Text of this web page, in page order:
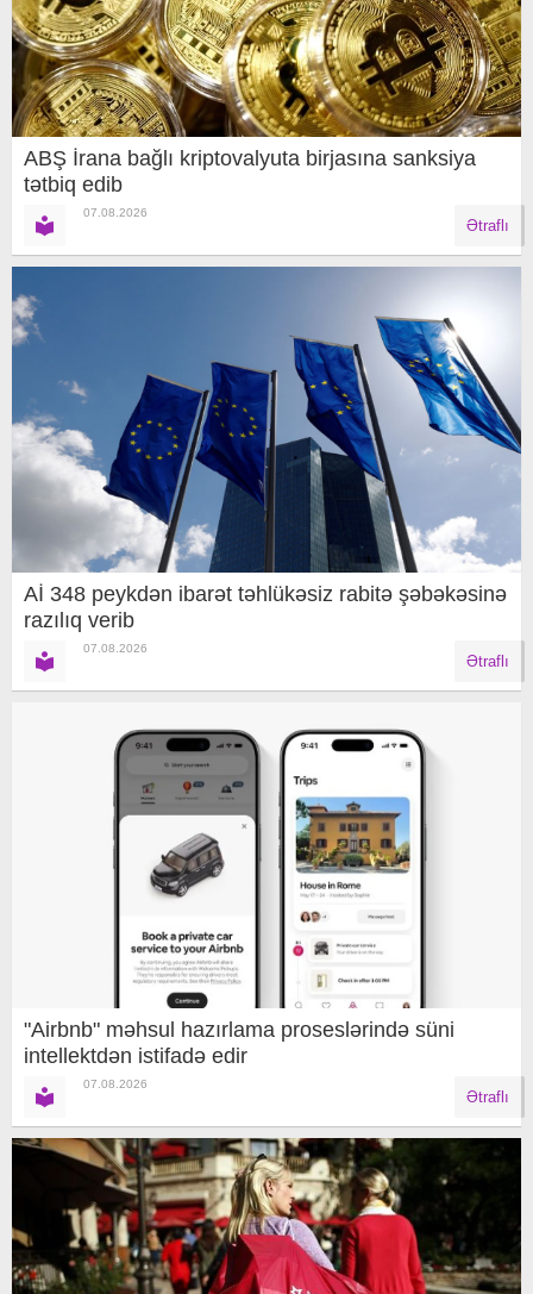
ABŞ İrana bağlı kriptovalyuta birjasına sanksiya
tətbiq edib
07.08.2026
Ətraflı
Aİ 348 peykdən ibarət təhlükəsiz rabitə şəbəkəsinə
razılıq verib
07.08.2026
Ətraflı
"Airbnb" məhsul hazırlama proseslərində süni
intellektdən istifadə edir
07.08.2026
Ətraflı